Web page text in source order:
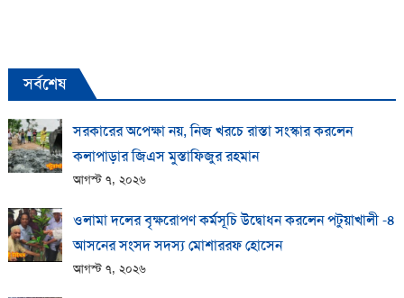
সর্বশেষ
সরকারের অপেক্ষা নয়, নিজ খরচে রাস্তা সংস্কার করলেন
কলাপাড়ার জিএস মুস্তাফিজুর রহমান
আগস্ট ৭, ২০২৬
ওলামা দলের বৃক্ষরোপণ কর্মসূচি উদ্বোধন করলেন পটুয়াখালী -৪
আসনের সংসদ সদস্য মোশাররফ হোসেন
আগস্ট ৭, ২০২৬